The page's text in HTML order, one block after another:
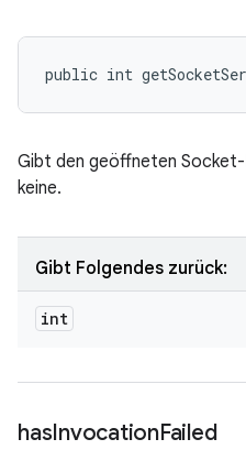
public int
Gibt den geöffneten
keine.
Gibt Folgendes zurück:
int
hasInvocationFailed